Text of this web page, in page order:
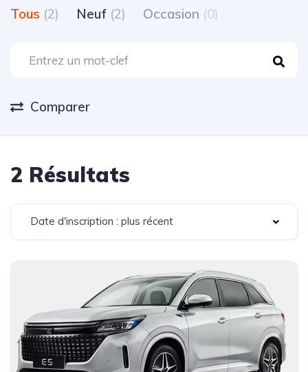
Tous (2) Neuf (2) Occasion (0)
Comparer
2 Résultats
Date d'inscription : plus récent